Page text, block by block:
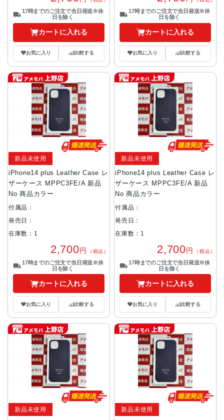
17時までのご注文で当日発送※休
日を除く
カートに入れる
お気に入り 比較する
17時までのご注文で当日発送※休
日を除く
カートに入れる
お気に入り 比較する
iPhone14 plus Leather Case レ
ザーケース MPPC3FE/A 新品
No 商品カラー
新品未使用
付属品：
発売日：
在庫数：1
2,700円 （税込）
17時までのご注文で当日発送※休
日を除く
カートに入れる
お気に入り 比較する
iPhone14 plus Leather Case レ
ザーケース MPPC3FE/A 新品
No 商品カラー
新品未使用
付属品：
発売日：
在庫数：1
2,700円 （税込）
17時までのご注文で当日発送※休
日を除く
カートに入れる
お気に入り 比較する
新品未使用 新品未使用